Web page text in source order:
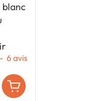
blanc
- 6avis